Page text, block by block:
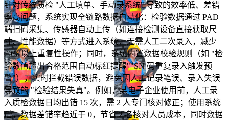
针对传统质检 "人工填单、手动录系统" 导致的效率低、差错
率高问题，系统实现全链路数据自动化：检验数据通过 PAD
端扫码采集、传感器自动上传（如连接检测设备直接获取尺
寸、性能数据）等方式进入系统，无需人工二次录入，减少
70% 以上重复性操作；同时，系统内置数据校验规则（如 "检
验数值超出合格范围自动标红提醒""SN 码重复录入触发预
警"），实时拦截错误数据，避免因人工记录笔误、录入失误
导致的 "检验结果失真"。例如，某电子企业使用前，人工录
入质检数据日均出错 15 次，需 2 人专门核对修正；使用系统
后，数据差错率趋近于 0，节省 2 名核对人员成本，同时数据